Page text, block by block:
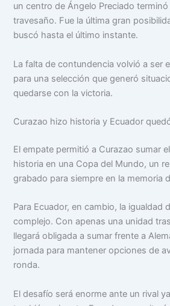
un centro de Ángelo Preciado
travesaño. Fue la última gran
buscó hasta el último instante.
La falta de contundencia volvió a ser
para una selección que generó
quedarse con la victoria.
Curazao hizo historia y Ecuador
El empate permitió a Curazao sumar
historia en una Copa del Mundo, un
grabado para siempre en la memoria
Para Ecuador, en cambio, la igualdad
complejo. Con apenas una unidad
llegará obligada a sumar frente a
jornada para mantener opciones de
ronda.
El desafío será enorme ante un rival